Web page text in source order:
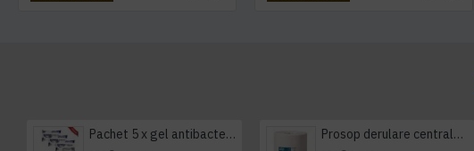
Pachet 5 x gel antibacterian 50ml si 3 x Servetele antibacteriene 48 buc Hygienium Prosop derulare centrala 1 pliu, 300 m Tork